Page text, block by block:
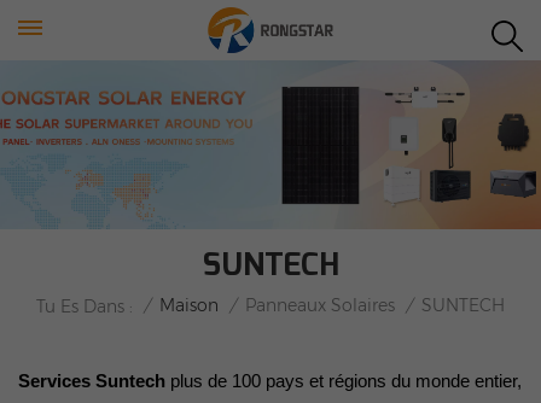
SUNTECH
Tu Es Dans : / Maison / Panneaux Solaires / SUNTECH
Services Suntech plus de 100 pays et régions du monde entier,